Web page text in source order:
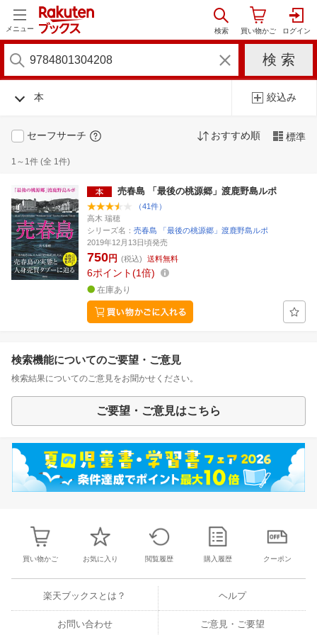
メニュー
本 絞込み
セーフサーチ おすすめ順 標準
1～1件 (全 1件)
売春島 「最後の桃源郷」渡鹿野島ルポ
（41件）
高木 瑞穂
シリーズ名： 売春島 「最後の桃源郷」渡鹿野島ルポ
2019年12月13日頃発売
750円 (税込) 送料無料
6ポイント 1倍
在庫あり
検索機能についてのご要望・ご意見
検索結果についてのご意見をお聞かせください。
ご要望・ご意見はこちら
買い物かご お気に入り 閲覧履歴 購入履歴 クーポン
楽天ブックスとは？ ヘルプ
お問い合わせ ご意見・ご要望